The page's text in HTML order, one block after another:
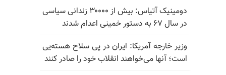
دومینیک آتیاس: بیش از ۳۰۰۰۰ زندانی سیاسی
در سال ۶۷ به دستور خمینی اعدام شدند
وزیر خارجه آمریکا: ایران در پی سلاح هسته‌یی
است؛ آنها می‌خواهند انقلاب خود را صادر کنند